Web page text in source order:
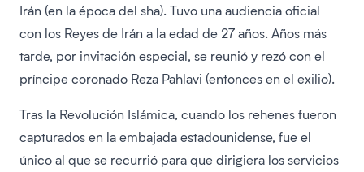
Irán (en la época del sha). Tuvo una audiencia oficial
con los Reyes de Irán a la edad de 27 años. Años más
tarde, por invitación especial, se reunió y rezó con el
príncipe coronado Reza Pahlavi (entonces en el exilio).
Tras la Revolución Islámica, cuando los rehenes fueron
capturados en la embajada estadounidense, fue el
único al que se recurrió para que dirigiera los servicios